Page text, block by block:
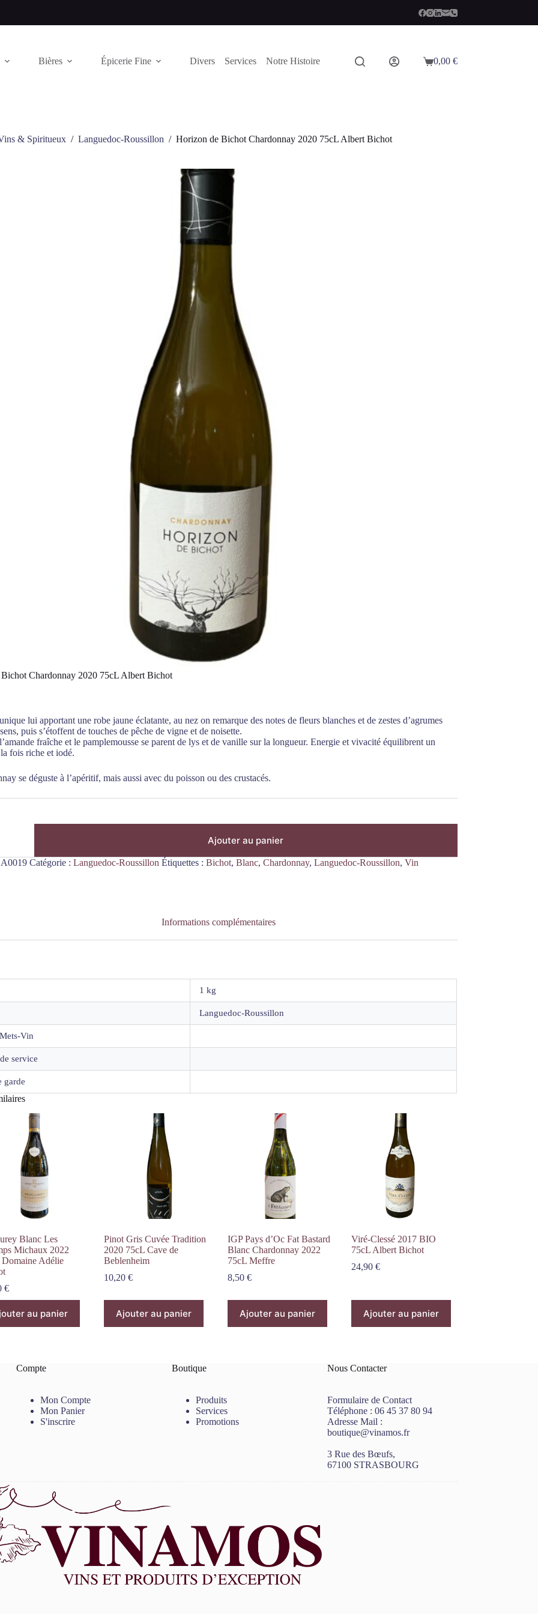
Bières Épicerie Fine Divers Services Notre Histoire
Panier
0,00 €
& Spiritueux / Languedoc-Roussillon / Horizon de Bichot Chardonnay 2020 75cL Albert Bichot
Chardonnay 2020 75cL Albert Bichot
lui apportant une robe jaune éclatante, au nez on remarque des notes de fleurs blanches et de zestes d’agrumes
puis s’étoffent de touches de pêche de vigne et de noisette.
fraîche et le pamplemousse se parent de lys et de vanille sur la longueur. Energie et vivacité équilibrent un
fois riche et iodé.
se déguste à l’apéritif, mais aussi avec du poisson ou des crustacés.
Ajouter au panier
Catégorie : Languedoc-Roussillon Étiquettes : Bichot, Blanc, Chardonnay, Languedoc-Roussillon, Vin
Informations complémentaires
1 kg
Languedoc-Roussillon
Vin
service
garde
Blanc Les
Michaux 2022
Domaine Adélie
€
au panier
Pinot Gris Cuvée Tradition
2020 75cL Cave de
Beblenheim
10,20€
Ajouter au panier
IGP Pays d’Oc Fat Bastard
Blanc Chardonnay 2022
75cL Meffre
8,50€
Ajouter au panier
Viré-Clessé 2017 BIO
75cL Albert Bichot
24,90€
Ajouter au panier
Compte
Mon Compte
Mon Panier
S'inscrire
Boutique
Produits
Services
Promotions
Nous Contacter
Formulaire de Contact
Téléphone :06 45 37 80 94
Adresse Mail :
boutique@vinamos.fr
3 Rue des Bœufs,
67100 STRASBOURG